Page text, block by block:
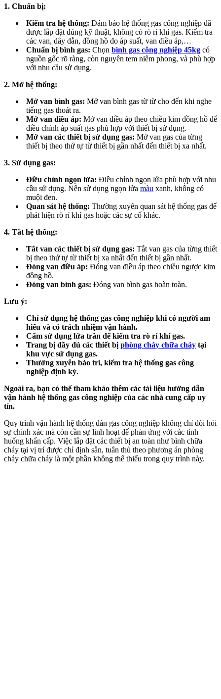
1. Chuẩn bị:
Kiểm tra hệ thống: Đảm bảo hệ thống gas công nghiệp đã
được lắp đặt đúng kỹ thuật, không có rò rỉ khí gas. Kiểm tra
các van, dây dẫn, đồng hồ đo áp suất, van điều áp,…
Chuẩn bị bình gas: Chọn bình gas công nghiệp 45kg có
nguồn gốc rõ ràng, còn nguyên tem niêm phong, và phù hợp
với nhu cầu sử dụng.
2. Mở hệ thống:
Mở van bình gas: Mở van bình gas từ từ cho đến khi nghe
tiếng gas thoát ra.
Mở van điều áp: Mở van điều áp theo chiều kim đồng hồ để
điều chỉnh áp suất gas phù hợp với thiết bị sử dụng.
Mở van các thiết bị sử dụng gas: Mở van gas của từng
thiết bị theo thứ tự từ thiết bị gần nhất đến thiết bị xa nhất.
3. Sử dụng gas:
Điều chỉnh ngọn lửa: Điều chỉnh ngọn lửa phù hợp với nhu
cầu sử dụng. Nên sử dụng ngọn lửa màu xanh, không có
muội đen.
Quan sát hệ thống: Thường xuyên quan sát hệ thống gas để
phát hiện rò rỉ khí gas hoặc các sự cố khác.
4. Tắt hệ thống:
Tắt van các thiết bị sử dụng gas: Tắt van gas của từng thiết
bị theo thứ tự từ thiết bị xa nhất đến thiết bị gần nhất.
Đóng van điều áp: Đóng van điều áp theo chiều ngược kim
đồng hồ.
Đóng van bình gas: Đóng van bình gas hoàn toàn.
Lưu ý:
Chỉ sử dụng hệ thống gas công nghiệp khi có người am
hiểu và có trách nhiệm vận hành.
Cấm sử dụng lửa trần để kiểm tra rò rỉ khí gas.
Trang bị đầy đủ các thiết bị phòng cháy chữa cháy tại
khu vực sử dụng gas.
Thường xuyên bảo trì, kiểm tra hệ thống gas công
nghiệp định kỳ.
Ngoài ra, bạn có thể tham khảo thêm các tài liệu hướng dẫn
vận hành hệ thống gas công nghiệp của các nhà cung cấp uy
tín.
Quy trình vận hành hệ thống dàn gas công nghiệp không chỉ đòi hỏi
sự chính xác mà còn cần sự linh hoạt để phản ứng với các tình
huống khẩn cấp. Việc lắp đặt các thiết bị an toàn như bình chữa
cháy tại vị trí được chỉ định sẵn, tuân thủ theo phương án phòng
cháy chữa cháy là một phần không thể thiếu trong quy trình này.